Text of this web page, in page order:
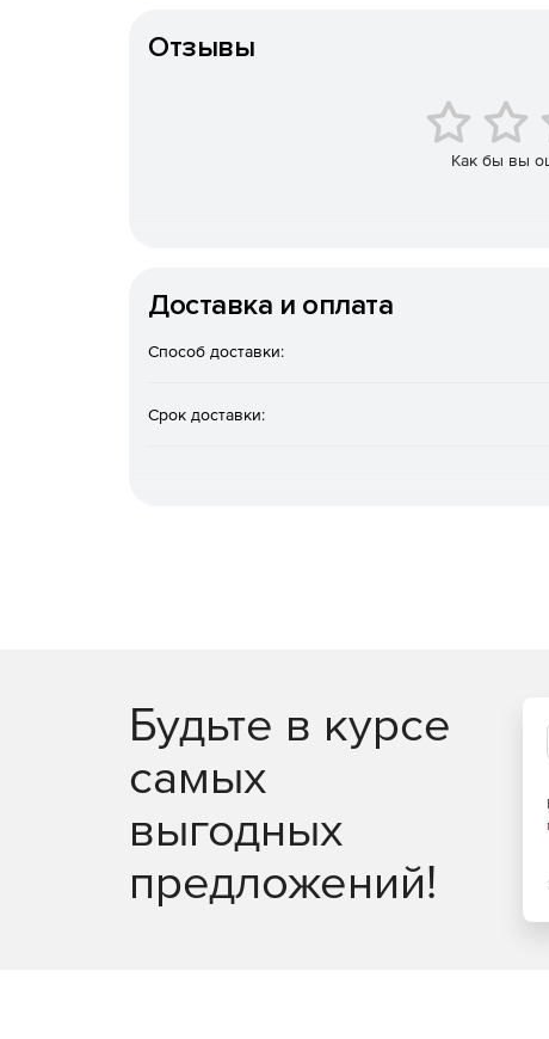
возможность работы с ключами
мобильного устройства с поддержкой NFC);
возможность использования стандартного
дополнительного модуля облачного
КриптоПро CSP версии 5.0 для обеспечения
включая интеграцию со сторонними
Отзывы
Как бы вы
Доставка и оплата
Способ доставки:
Срок доставки:
Будьте в курсе
самых
выгодных
предложений!